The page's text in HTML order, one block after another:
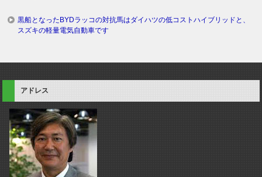
黒船となったBYDラッコの対抗馬はダイハツの低コストハイブリッドと、
スズキの軽量電気自動車です
アドレス